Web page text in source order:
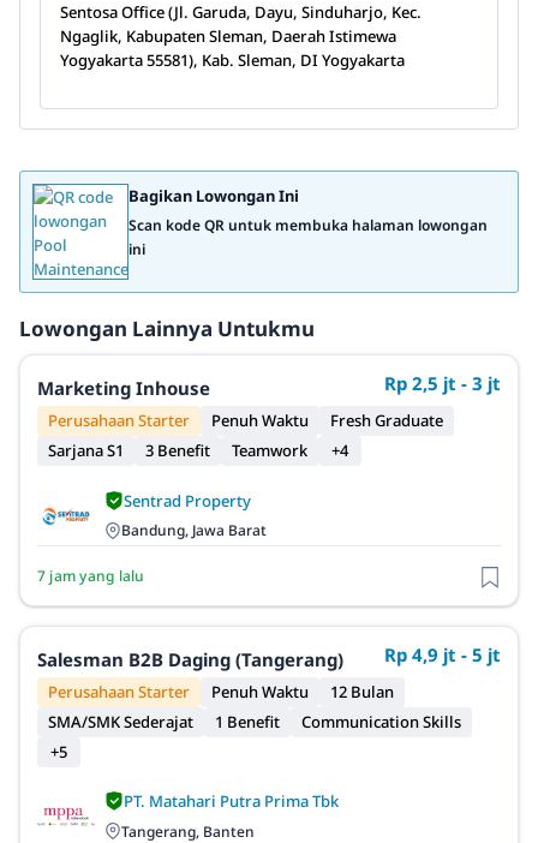
Sentosa Office (Jl. Garuda, Dayu, Sinduharjo, Kec.
Ngaglik, Kabupaten Sleman, Daerah Istimewa
Yogyakarta 55581), Kab. Sleman, DI Yogyakarta
Bagikan Lowongan Ini
Scan kode QR untuk membuka halaman lowongan
ini
Lowongan Lainnya Untukmu
Marketing Inhouse Rp 2,5 jt - 3 jt
Perusahaan Starter Penuh Waktu
Fresh Graduate
Sarjana S1
3 Benefit Teamwork +4
Sentrad Property
Bandung, Jawa Barat
7 jam yang lalu
Salesman B2B Daging (Tangerang) Rp 4,9 jt - 5 jt
Perusahaan Starter Penuh Waktu
12 Bulan
SMA/SMK Sederajat
1 Benefit
Communication Skills
+5
PT. Matahari Putra Prima Tbk
Tangerang, Banten